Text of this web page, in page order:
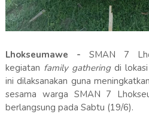
Lhokseumawe - SMAN 7
kegiatan family gatheringdi lokasi
ini dilaksanakan guna
sesama warga SMAN 7
berlangsung pada Sabtu (19/6).